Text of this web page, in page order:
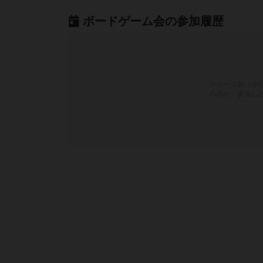
ボードゲーム会の参加履歴